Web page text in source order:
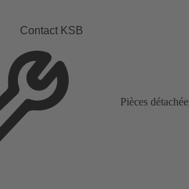
Contact KSB
Pièces